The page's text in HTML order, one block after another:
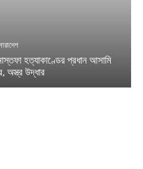
হত্যাকাণ্ডের প্রধান আসামি
অস্ত্র উদ্ধার